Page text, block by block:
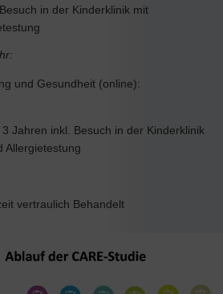
in der Kinderklinik mit
und Gesundheit (online):
Jahren inkl. Besuch in der Kinderklinik
Allergietestung
vertraulich Behandelt